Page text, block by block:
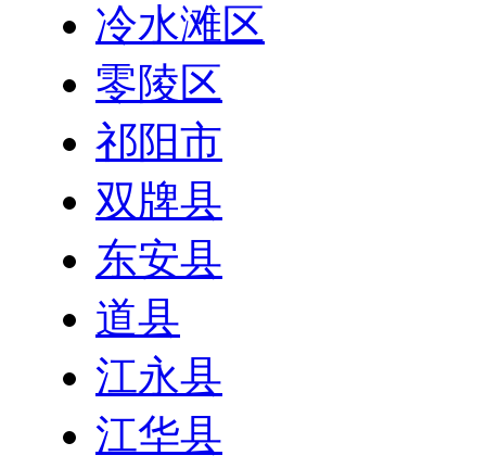
冷水滩区
零陵区
祁阳市
双牌县
东安县
道县
江永县
江华县